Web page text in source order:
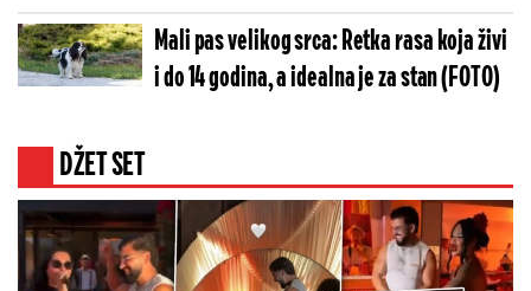
hitno oglasila
Mali pas velikog srca: Retka rasa koja živi
i do 14 godina, a idealna je za stan (FOTO)
DŽET SET